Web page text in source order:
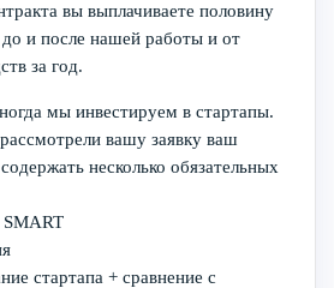
вы выплачиваете половину
и после нашей работы и от
за год.
мы инвестируем в стартапы.
вашу заявку ваш
несколько обязательных
стартапа + сравнение с